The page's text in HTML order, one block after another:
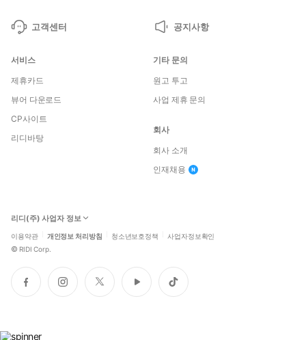
고객센터 공지사항
서비스
제휴카드
뷰어 다운로드
CP사이트
리디바탕
기타 문의
원고 투고
사업 제휴 문의
회사
회사 소개
인재채용
리디(주) 사업자 정보
이용약관 개인정보 처리방침 청소년보호정책 사업자정보확인
© RIDI Corp.
페
이
인
스
트
위
유
튜
틱
톡